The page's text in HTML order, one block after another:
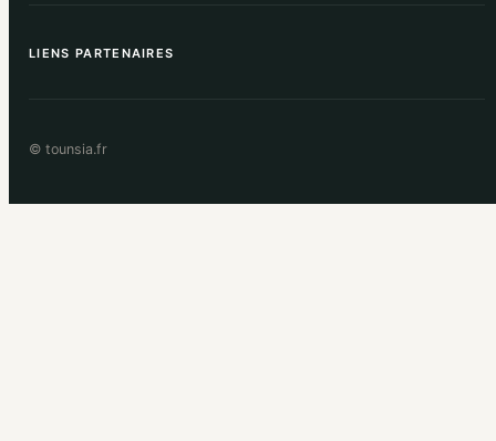
LIENS PARTENAIRES
© tounsia.fr